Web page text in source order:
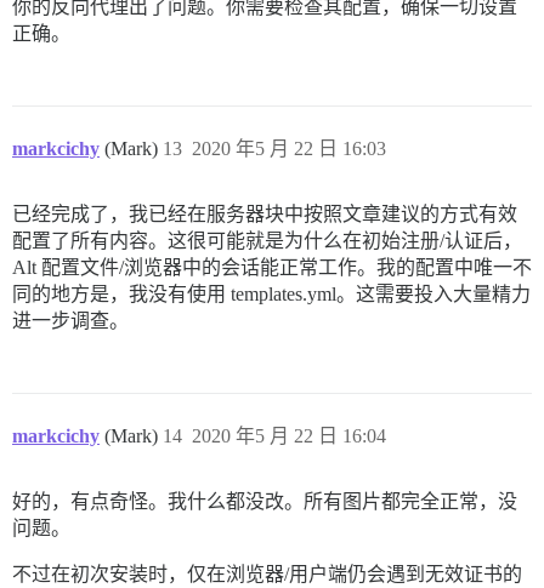
你的反向代理出了问题。你需要检查其配置，确保一切设置
正确。
markcichy (Mark) 2020 年5 月 22 日 16:03
13
已经完成了，我已经在服务器块中按照文章建议的方式有效
配置了所有内容。这很可能就是为什么在初始注册/认证后，
Alt 配置文件/浏览器中的会话能正常工作。我的配置中唯一不
同的地方是，我没有使用 templates.yml。这需要投入大量精力
进一步调查。
markcichy (Mark) 2020 年5 月 22 日 16:04
14
好的，有点奇怪。我什么都没改。所有图片都完全正常，没
问题。
不过在初次安装时，仅在浏览器/用户端仍会遇到无效证书的